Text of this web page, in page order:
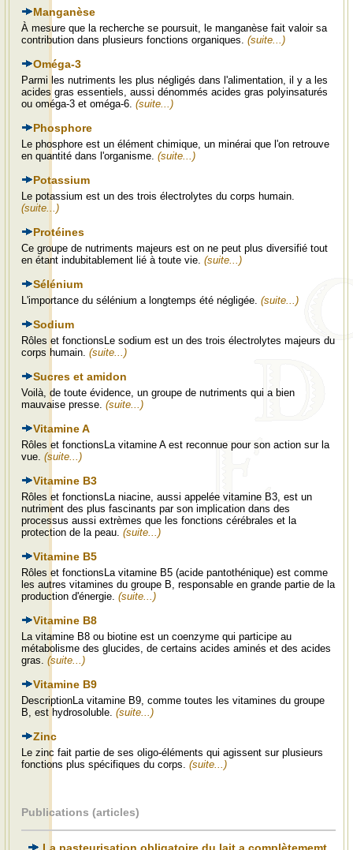
Manganèse
À mesure que la recherche se poursuit, le manganèse fait valoir sa
contribution dans plusieurs fonctions organiques. (suite...)
Oméga-3
Parmi les nutriments les plus négligés dans l'alimentation, il y a les
acides gras essentiels, aussi dénommés acides gras polyinsaturés
ou oméga-3 et oméga-6. (suite...)
Phosphore
Le phosphore est un élément chimique, un minérai que l'on retrouve
en quantité dans l'organisme. (suite...)
Potassium
Le potassium est un des trois électrolytes du corps humain.
(suite...)
Protéines
Ce groupe de nutriments majeurs est on ne peut plus diversifié tout
en étant indubitablement lié à toute vie. (suite...)
Sélénium
L'importance du sélénium a longtemps été négligée. (suite...)
Sodium
Rôles et fonctionsLe sodium est un des trois électrolytes majeurs du
corps humain. (suite...)
Sucres et amidon
Voilà, de toute évidence, un groupe de nutriments qui a bien
mauvaise presse. (suite...)
Vitamine A
Rôles et fonctionsLa vitamine A est reconnue pour son action sur la
vue. (suite...)
Vitamine B3
Rôles et fonctionsLa niacine, aussi appelée vitamine B3, est un
nutriment des plus fascinants par son implication dans des
processus aussi extrèmes que les fonctions cérébrales et la
protection de la peau. (suite...)
Vitamine B5
Rôles et fonctionsLa vitamine B5 (acide pantothénique) est comme
les autres vitamines du groupe B, responsable en grande partie de la
production d'énergie. (suite...)
Vitamine B8
La vitamine B8 ou biotine est un coenzyme qui participe au
métabolisme des glucides, de certains acides aminés et des acides
gras. (suite...)
Vitamine B9
DescriptionLa vitamine B9, comme toutes les vitamines du groupe
B, est hydrosoluble. (suite...)
Zinc
Le zinc fait partie de ses oligo-éléments qui agissent sur plusieurs
fonctions plus spécifiques du corps. (suite...)
Publications (articles)